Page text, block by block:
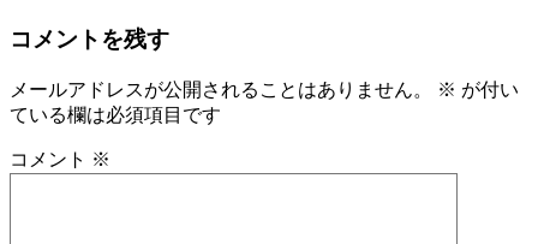
コメントを残す
メールアドレスが公開されることはありません。 ※ が付い
ている欄は必須項目です
コメント ※